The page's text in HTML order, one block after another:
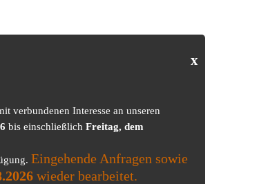
x
verbundenen Interesse an unseren
bis einschließlich Freitag, dem
Eingehende Anfragen sowie
wieder bearbeitet.